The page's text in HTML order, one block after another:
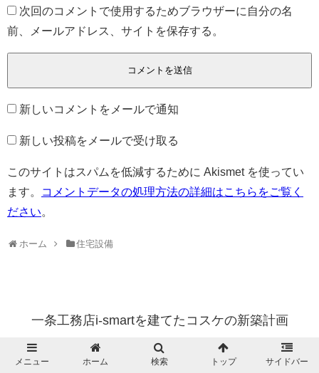
次回のコメントで使用するためブラウザーに自分の名
前、メールアドレス、サイトを保存する。
新しいコメントをメールで通知
新しい投稿をメールで受け取る
このサイトはスパムを低減するために Akismet を使ってい
ます。
コメントデータの処理方法の詳細はこちらをご覧く
ださい。
ホーム 住宅設備
一条工務店i-smartを建てたコスケの新築計画
© 2015 一条工務店i-smartを建てたコスケの新築計画.
メニュー ホーム 検索 トップ サイドバー